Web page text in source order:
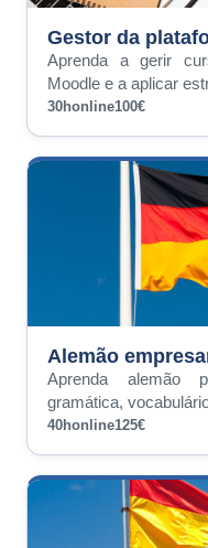
Gestor da
Aprenda a gerir
Moodle e a aplicar
30honline100€
Alemão
Aprenda alemão
gramática,
40honline125€